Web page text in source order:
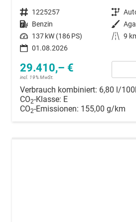
Fahrzeugnummer 1225257 Getriebe
Kraftstoff Benzin Außenfarbe
Leistung 137 kW (186 PS) Kilometerstand 9
01.08.2026
29.410,– €
incl. 19% MwSt.
Verbrauch kombiniert: 6,80 l/
CO2-Klasse: E
CO2-Emissionen: 155,00 g/km